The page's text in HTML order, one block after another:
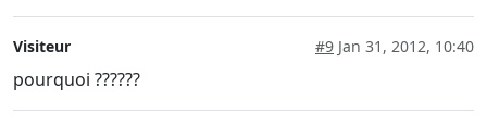
Visiteur #9 Jan 31, 2012, 10:40
pourquoi ??????